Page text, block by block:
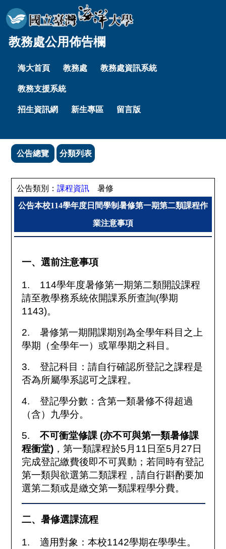
教務處公用佈告欄
海大首頁 教務處 教務處資訊系統
教務支援系統
招生資訊網 新生專區 留言版
公告總覽 分類列表
公告類別：課程資訊 暑修
公告本校114學年度日間學制暑修第一期第二類課程作
業注意事項
一、選前注意事項
1. 114學年度暑修第一期第二類開設課程
請至教學務系統依開課系所查詢(學期
1143)。
2.暑修第一期開課期別為全學年科目之上
學期（全學年一）或單學期之科目。
3.登記科目：請自行確認所登記之課程是
否為所屬學系認可之課程。
4.登記學分數：含第一類暑修不得超過
（含）九學分。
5.不可衝堂修課 (亦不可與第一類暑修課
程衝堂) ，第一類課程於5 月 11日至5 月 27日
完成登記繳費後即不可異動；若同時有登記
第一類與欲選第二類課程，請自行斟酌要加
選第二類或是繳交第一類課程學分費。
二、暑修選課流程
1.適用對象：本校1142學期在學學生。